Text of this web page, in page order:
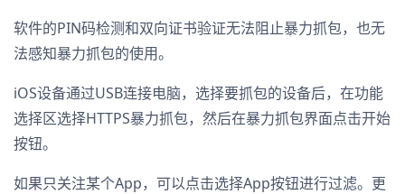
软件的PIN码检测和双向证书验证无法阻止暴力抓包，也无
法感知暴力抓包的使用。
iOS设备通过USB连接电脑，选择要抓包的设备后，在功能
选择区选择HTTPS暴力抓包，然后在暴力抓包界面点击开始
按钮。
如果只关注某个App，可以点击选择App按钮进行过滤。更